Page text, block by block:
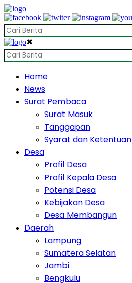
✖
Home
News
Surat Pembaca
Surat Masuk
Tanggapan
Syarat dan Ketentuan
Desa
Profil Desa
Profil Kepala Desa
Potensi Desa
Kebijakan Desa
Desa Membangun
Daerah
Lampung
Sumatera Selatan
Jambi
Bengkulu